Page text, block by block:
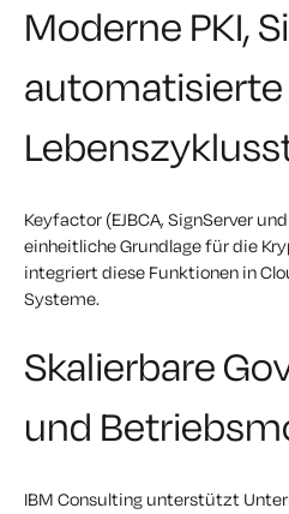
Moderne PKI,
automatisierte
Keyfactor (EJBCA, SignServer
einheitliche Grundlage für die
integriert diese Funktionen in
Systeme.
Skalierbare
und
IBM Consulting unterstützt